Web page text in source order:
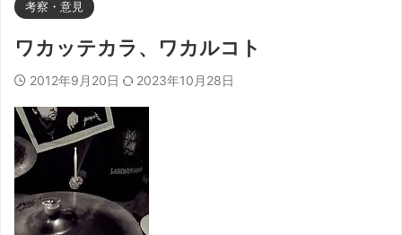
考察・意見
ワカッテカラ、ワカルコト
2012年9月20日 2023年10月28日